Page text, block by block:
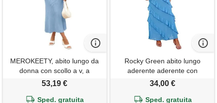
MEROKEETY, abito lungo da
donna con scollo a v, a
costine, a maniche corte,
53,19 €
Sped. gratuita
Rocky Green abito lungo
aderente aderente con
spalline a strati con volant da
strati senza maniche senza
34,00 €
Sped. gratuita